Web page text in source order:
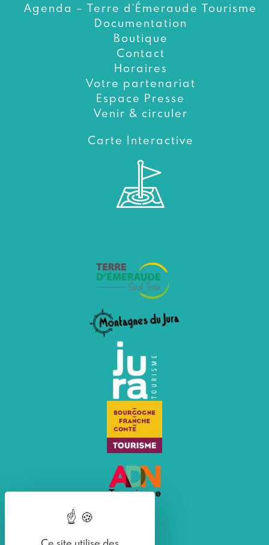
Agenda – Terre d’Émeraude Tourisme
Documentation
Boutique
Contact
Horaires
Votre partenariat
Espace Presse
Venir & circuler
Carte Interactive